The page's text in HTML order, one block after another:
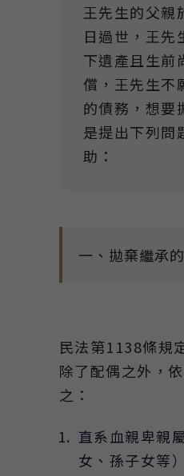
王先生的父親
日過世，王先
下遺產且生前
償，王先生不
的債務，想要
是提出下列問
助：
一、拋棄繼承
民法第1138條規
除了配偶之外，
之：
直系血親卑親
女、孫子女等）